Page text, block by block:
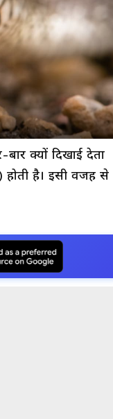
क्यों दिखाई देता
है। इसी वजह से